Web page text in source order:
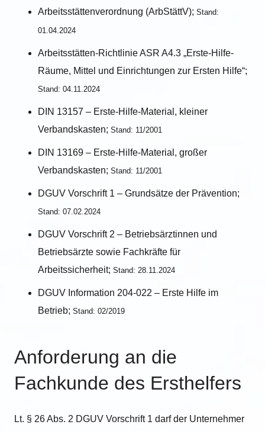
Arbeitsstättenverordnung (ArbStättV); Stand:
01.04.2024
Arbeitsstätten-Richtlinie ASR A4.3 „Erste-Hilfe-
Räume, Mittel und Einrichtungen zur Ersten Hilfe“;
Stand: 04.11.2024
DIN 13157 – Erste-Hilfe-Material, kleiner
Verbandskasten; Stand: 11/2001
DIN 13169 – Erste-Hilfe-Material, großer
Verbandskasten; Stand: 11/2001
DGUV Vorschrift 1 – Grundsätze der Prävention;
Stand: 07.02.2024
DGUV Vorschrift 2 – Betriebsärztinnen und
Betriebsärzte sowie Fachkräfte für
Arbeitssicherheit; Stand: 28.11.2024
DGUV Information 204-022 – Erste Hilfe im
Betrieb; Stand: 02/2019
Anforderung an die
Fachkunde des Ersthelfers
Lt. § 26 Abs. 2 DGUV Vorschrift 1 darf der Unternehmer